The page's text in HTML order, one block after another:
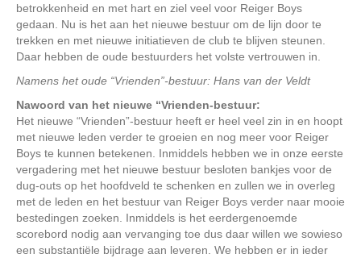
betrokkenheid en met hart en ziel veel voor Reiger Boys
gedaan. Nu is het aan het nieuwe bestuur om de lijn door te
trekken en met nieuwe initiatieven de club te blijven steunen.
Daar hebben de oude bestuurders het volste vertrouwen in.
Namens het oude “Vrienden”-bestuur: Hans van der Veldt
Nawoord van het nieuwe “Vrienden-bestuur:
Het nieuwe “Vrienden”-bestuur heeft er heel veel zin in en hoopt
met nieuwe leden verder te groeien en nog meer voor Reiger
Boys te kunnen betekenen. Inmiddels hebben we in onze eerste
vergadering met het nieuwe bestuur besloten bankjes voor de
dug-outs op het hoofdveld te schenken en zullen we in overleg
met de leden en het bestuur van Reiger Boys verder naar mooie
bestedingen zoeken. Inmiddels is het eerdergenoemde
scorebord nodig aan vervanging toe dus daar willen we sowieso
een substantiële bijdrage aan leveren. We hebben er in ieder